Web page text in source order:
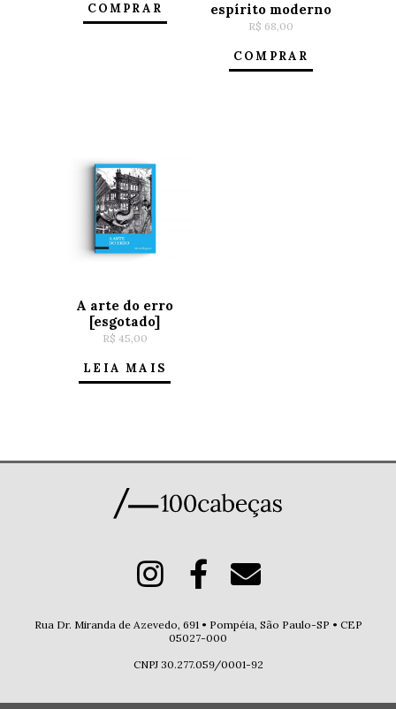
COMPRAR
espírito moderno
R$ 68,00
COMPRAR
A arte do erro
[esgotado]
R$ 45,00
LEIA MAIS
Rua Dr. Miranda de Azevedo, 691 • Pompéia, São Paulo-SP • CEP
05027-000
CNPJ 30.277.059/0001-92